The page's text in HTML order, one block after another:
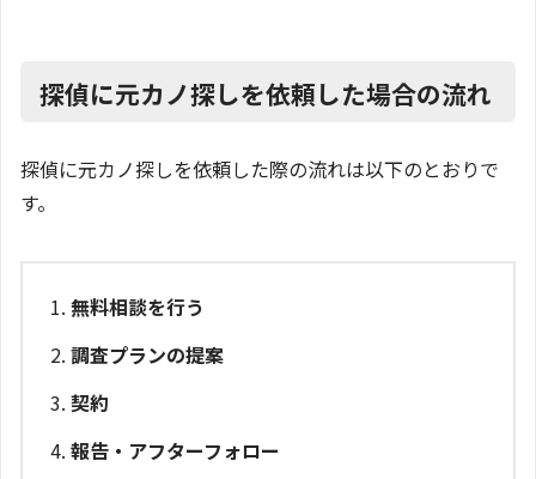
探偵に元カノ探しを依頼した場合の流れ
探偵に元カノ探しを依頼した際の流れは以下のとおりで
す。
無料相談を行う
調査プランの提案
契約
報告・アフターフォロー